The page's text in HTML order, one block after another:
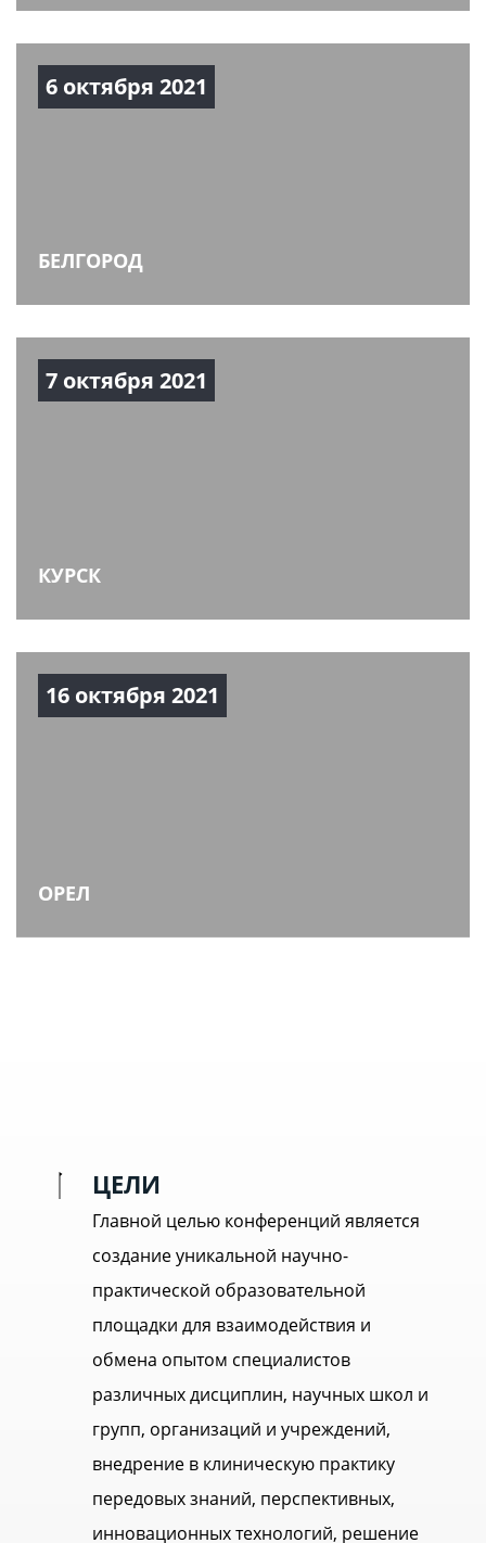
6 октября 2021
БЕЛГОРОД
7 октября 2021
КУРСК
16 октября 2021
ОРЕЛ
ЦЕЛИ
Главной целью конференций является
создание уникальной научно-
практической образовательной
площадки для взаимодействия и
обмена опытом специалистов
различных дисциплин, научных школ и
групп, организаций и учреждений,
внедрение в клиническую практику
передовых знаний, перспективных,
инновационных технологий, решение